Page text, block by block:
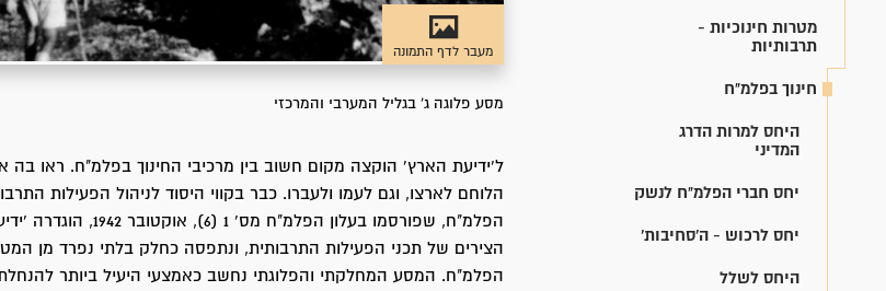
מטרות חינוכיות -
תרבותיות
חינוך בפלמ"ח
היחס למרות הדרג
המדיני
יחס חברי הפלמ"ח לנשק
יחס לרכוש - ה'סחיבות'
היחס לשלל
מעבר לדף התמונה
מסע פלוגה ג' בגליל המערבי והמרכזי
ל'ידיעת הארץ' הוקצה מקום חשוב בין מרכיבי החינוך בפלמ"ח. ראו בה
הלוחם לארצו, וגם לעמו ולעברו. כבר בקווי היסוד לניהול הפעילות
הפלמ"ח, שפורסמו בעלון
הצירים של תכני הפעילות התרבותית, ונתפסה כחלק בלתי נפרד מן
הפלמ"ח. המסע המחלקתי והפלוגתי נחשב כאמצעי היעיל ביותר